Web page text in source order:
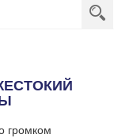
громком